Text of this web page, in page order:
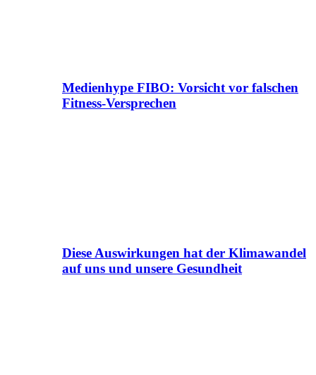
Medienhype FIBO: Vorsicht vor falschen
Fitness-Versprechen
Diese Auswirkungen hat der Klimawandel
auf uns und unsere Gesundheit